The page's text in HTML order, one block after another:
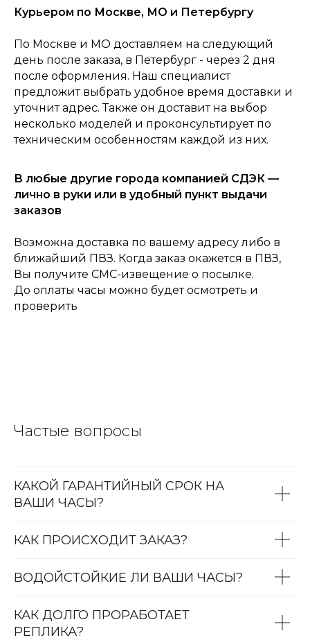
Главная Каталог Корзина
0
Курьером по Москве, МО и Петербургу
По Москве и МО доставляем на следующий
день после заказа, в Петербург - через 2 дня
после оформления. Наш специалист
предложит выбрать удобное время доставки и
уточнит адрес. Также он доставит на выбор
несколько моделей и проконсультирует по
техническим особенностям каждой из них.
В любые другие города компанией СДЭК —
лично в руки или в удобный пункт выдачи
заказов
Возможна доставка по вашему адресу либо в
ближайший ПВЗ. Когда заказ окажется в ПВЗ,
Вы получите СМС-извещение о посылке.
До оплаты часы можно будет осмотреть и
проверить
Частые вопросы
КАКОЙ ГАРАНТИЙНЫЙ СРОК НА
ВАШИ ЧАСЫ?
КАК ПРОИСХОДИТ ЗАКАЗ?
ВОДОЙСТОЙКИЕ ЛИ ВАШИ ЧАСЫ?
КАК ДОЛГО ПРОРАБОТАЕТ
РЕПЛИКА?